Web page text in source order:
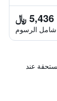
5,436 ﷼
شامل الرسوم
عند